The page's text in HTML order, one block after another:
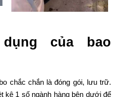
của bao
chắc chắn là đóng gói, lưu trữ.
kê 1 số ngành hàng bên dưới để